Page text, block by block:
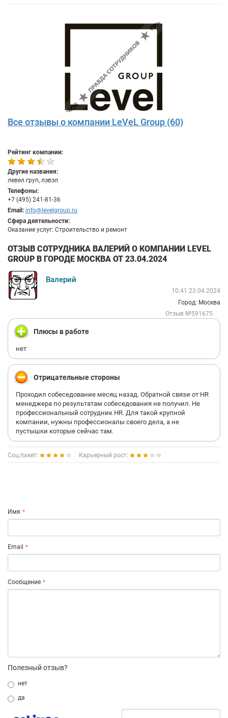
Все отзывы о компании LeVeL Group (60)
Рейтинг компании:
Другие названия:
левел груп, лэвэл
Телефоны:
+7 (495) 241-81-36
Email: info@levelgroup.ru
Сфера деятельности:
Оказание услуг: Строительство и ремонт
ОТЗЫВ СОТРУДНИКА ВАЛЕРИЙ О КОМПАНИИ LEVEL
GROUP В ГОРОДЕ МОСКВА ОТ 23.04.2024
Валерий
10:41 23.04.2024
Город: Москва
Отзыв №591675
Плюсы в работе
нет
Отрицательные стороны
Проходил собеседование месяц назад. Обратной связи от HR
менеджера по результатам собеседования не получил. Не
профессиональный сотрудник HR. Для такой крупной
компании, нужны профессионалы своего дела, а не
пустышки которые сейчас там.
Соц.пакет: Карьерный рост:
Имя
Email
Сообщение
Полезный отзыв?
нет
да